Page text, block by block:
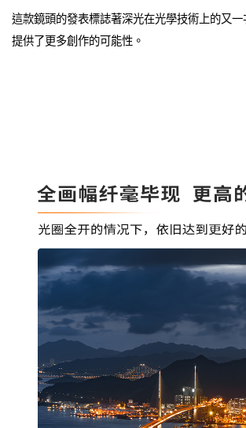
這款鏡頭的發表標誌著深光在光學技術上的又
提供了更多創作的可能性。